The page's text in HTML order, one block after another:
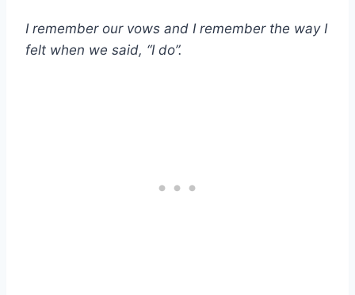
I remember our vows and I remember the way I
felt when we said, “I do”.